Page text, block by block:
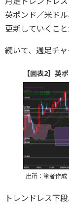
英ポンド／米ド
更新していくこと
続いて、週足チャ
【図表2】英
出所：筆者作成
トレンドレス下